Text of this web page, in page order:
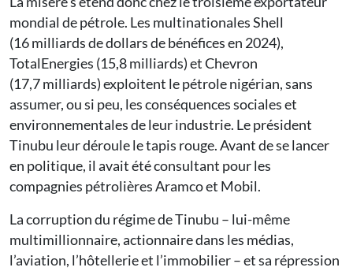
mondial de pétrole. Les multinationales Shell
(16 milliards de dollars de bénéfices en 2024),
TotalEnergies (15,8 milliards) et Chevron
(17,7 milliards) exploitent le pétrole nigérian, sans
assumer, ou si peu, les conséquences sociales et
environnementales de leur industrie. Le président
Tinubu leur déroule le tapis rouge. Avant de se lancer
en politique, il avait été consultant pour les
compagnies pétrolières Aramco et Mobil.
La corruption du régime de Tinubu – lui-même
multimillionnaire, actionnaire dans les médias,
l’aviation, l’hôtellerie et l’immobilier – et sa répression